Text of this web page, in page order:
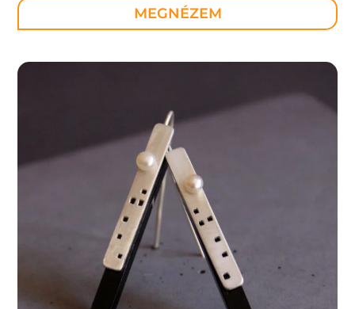
MEGNÉZEM